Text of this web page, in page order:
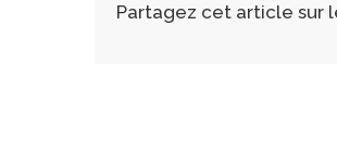
Partagez cet article sur